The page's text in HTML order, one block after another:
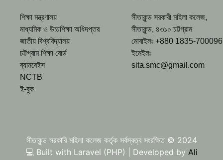
শিক্ষা মন্ত্রণালয়
মাধ্যমিক ও উচ্চশিক্ষা অধিদপ্তর
জাতীয় বিশ্ববিদ্যালয়
চট্টগ্রাম শিক্ষা বোর্ড
ব্যানবেইস
NCTB
ই-বুক
সীতাকুন্ড সরকারী মহিলা কলেজ,
সীতাকুন্ড, ৪৩১০ চট্টগ্রাম
মোবাইলঃ +880 1835-700096
ইমেইলঃ
sita.smc@gmail.com
সীতাকুন্ড সরকারি মহিলা কলেজ কর্তৃক সর্বস্বত্ব সংরক্ষিত © 2024
💻 Built with Laravel (PHP) | Developed by Ali